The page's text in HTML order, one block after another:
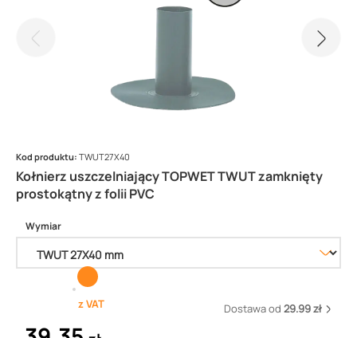
Kołnierz uszczelniający TOPWET TWUT zamknięty
prostokątny z folii PVC
Kod produktu: TWUT27X40
Wymiar
z VAT Dostawa od 29.99 zł